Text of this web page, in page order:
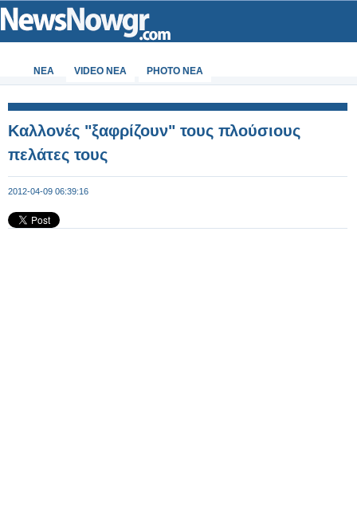
ΝΕΑ VIDEO NEA PHOTO NEA
Καλλονές "ξαφρίζουν" τους πλούσιους
πελάτες τους
2012-04-09 06:39:16